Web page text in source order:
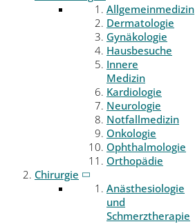
Allgemeinmedizin
Dermatologie
Gynäkologie
Hausbesuche
Innere
Medizin
Kardiologie
Neurologie
Notfallmedizin
Onkologie
Ophthalmologie
Orthopädie
Chirurgie
Anästhesiologie
und
Schmerztherapie